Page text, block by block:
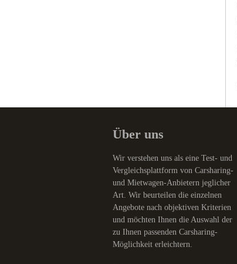
Über uns
Wir verstehen uns als eine Test- und
Vergleichsplattform von Carsharing-
und Mietwagen-Anbietern jeglicher
Art. Wir beurteilen die einzelnen
Angebote nach objektiven Kriterien
und möchten Ihnen die Auswahl der
zu Ihnen passenden Carsharing-
Möglichkeit erleichtern.